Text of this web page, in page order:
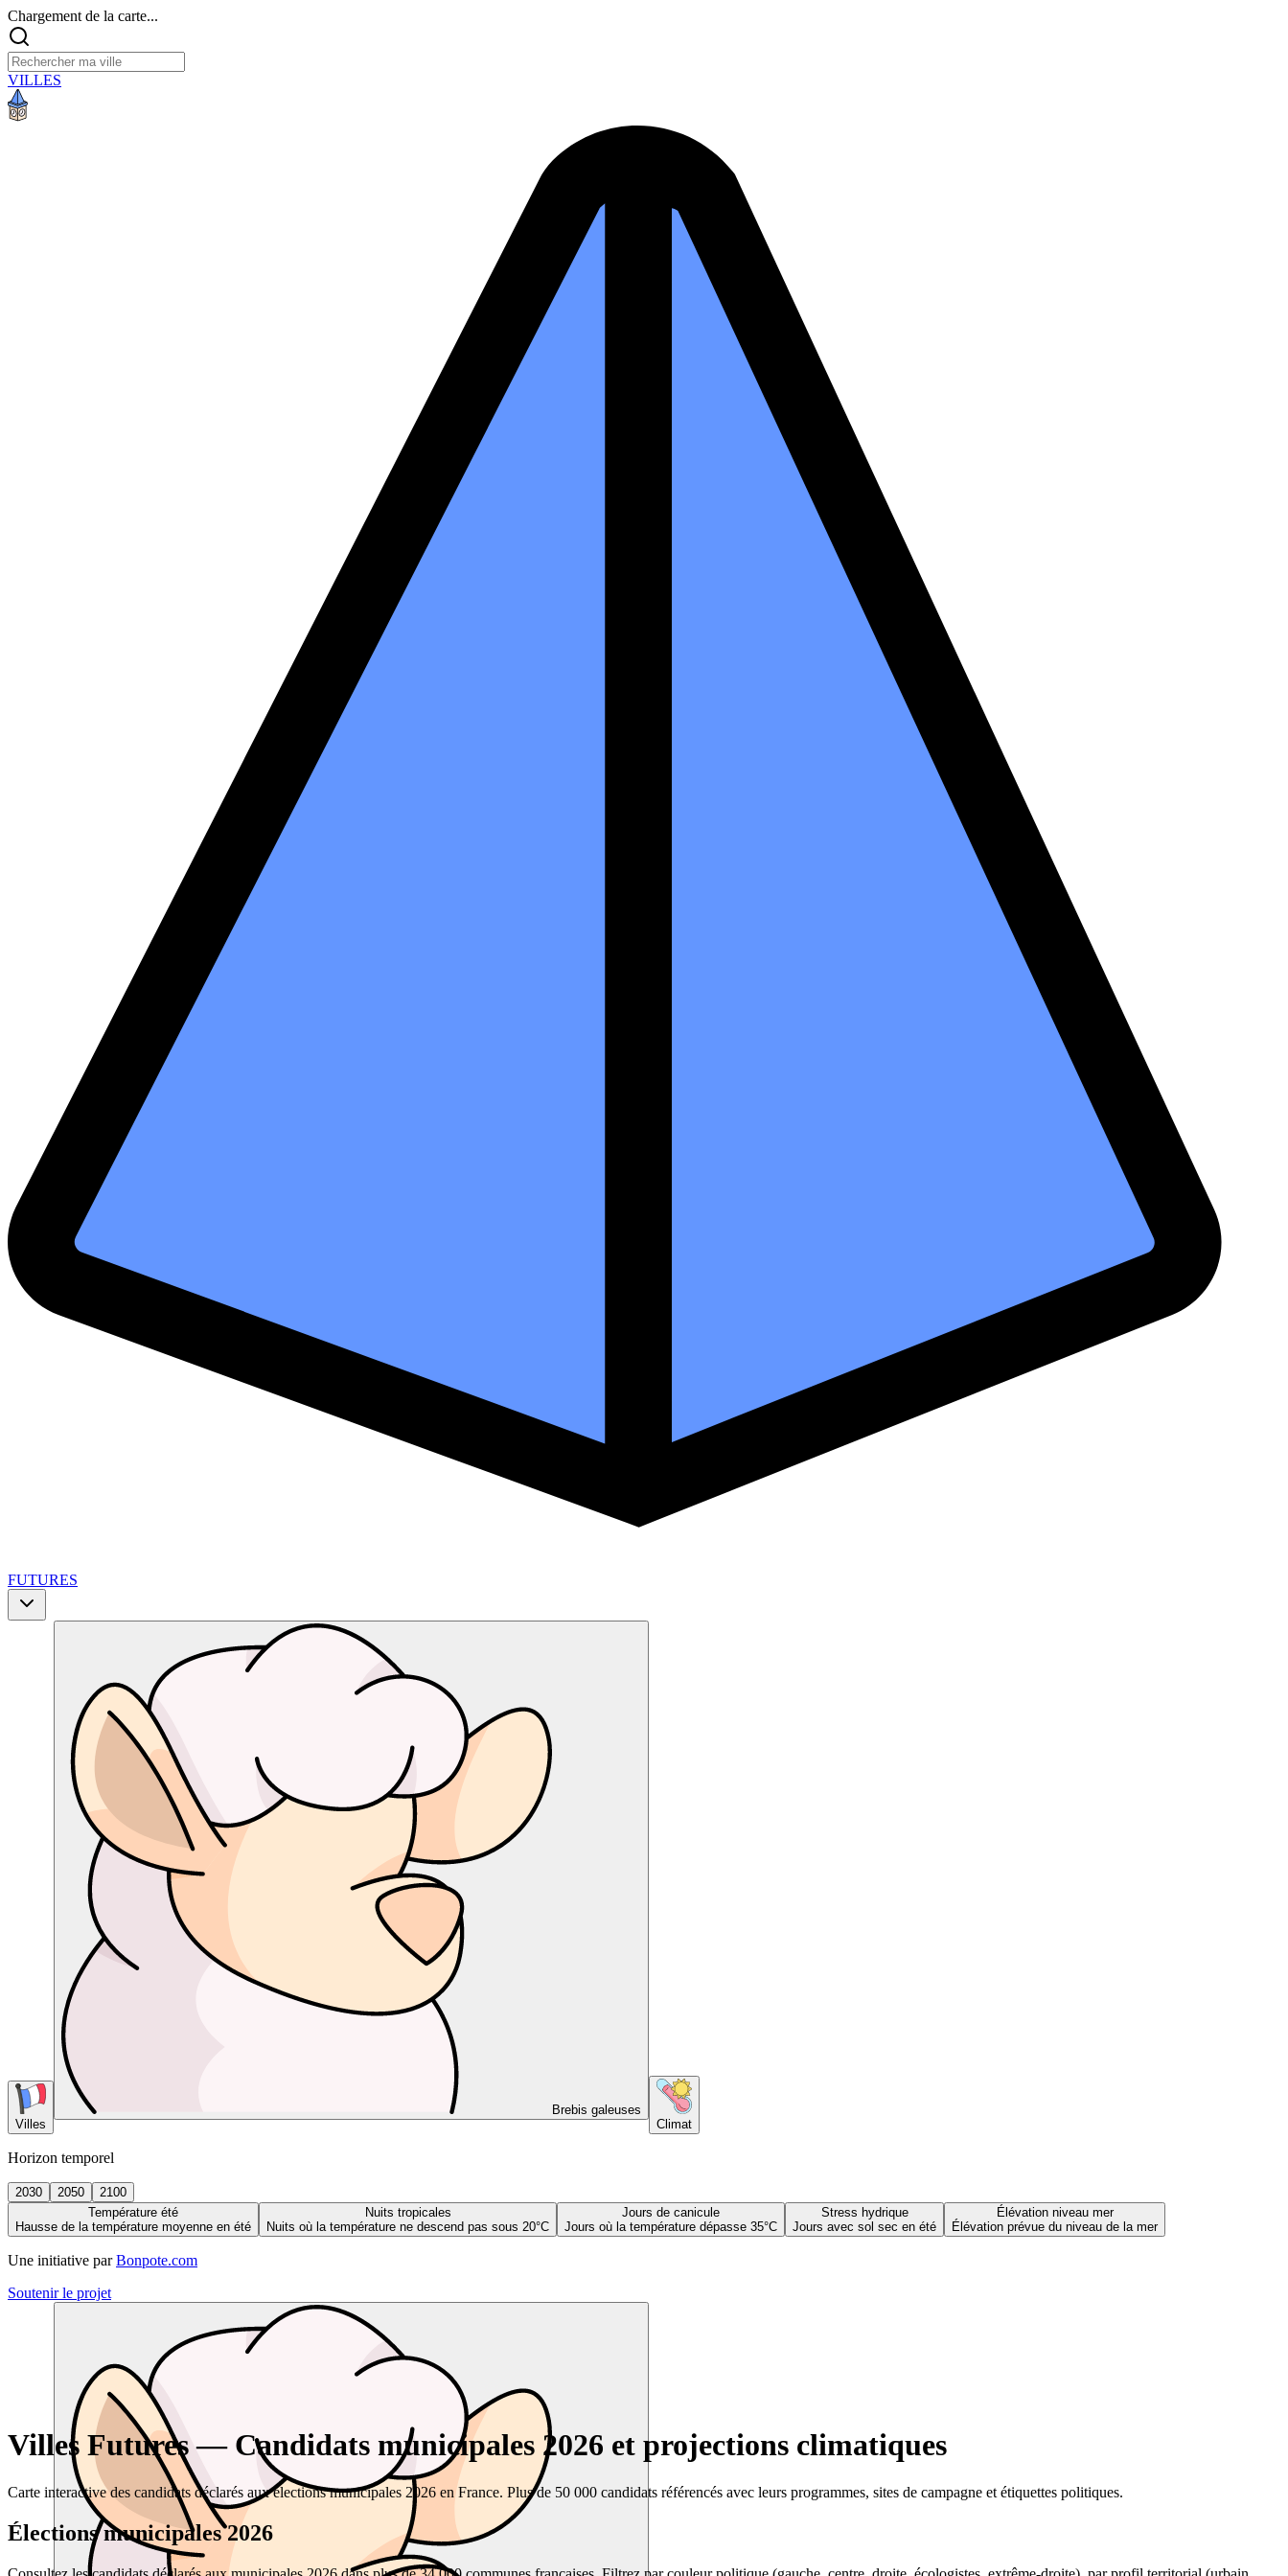
Chargement de la carte...
VILLES
FUTURES
Villes
Brebis galeuses
Climat
Horizon temporel
2030 2050
2100
Température été
Hausse de la température moyenne en été
Nuits tropicales
Nuits où la température ne descend pas sous 20°C
Jours de canicule
Jours où la température dépasse 35°C
Stress hydrique
Jours avec sol sec en été
Élévation niveau mer
Élévation prévue du niveau de la mer
Une initiative par Bonpote.com
Soutenir le projet
Villes Futures — Candidats municipales 2026 et projections climatiques
Carte interactive des candidats déclarés aux élections municipales 2026 en France. Plus de 50 000 candidats référencés avec leurs programmes, sites de campagne et étiquettes politiques.
Élections municipales 2026